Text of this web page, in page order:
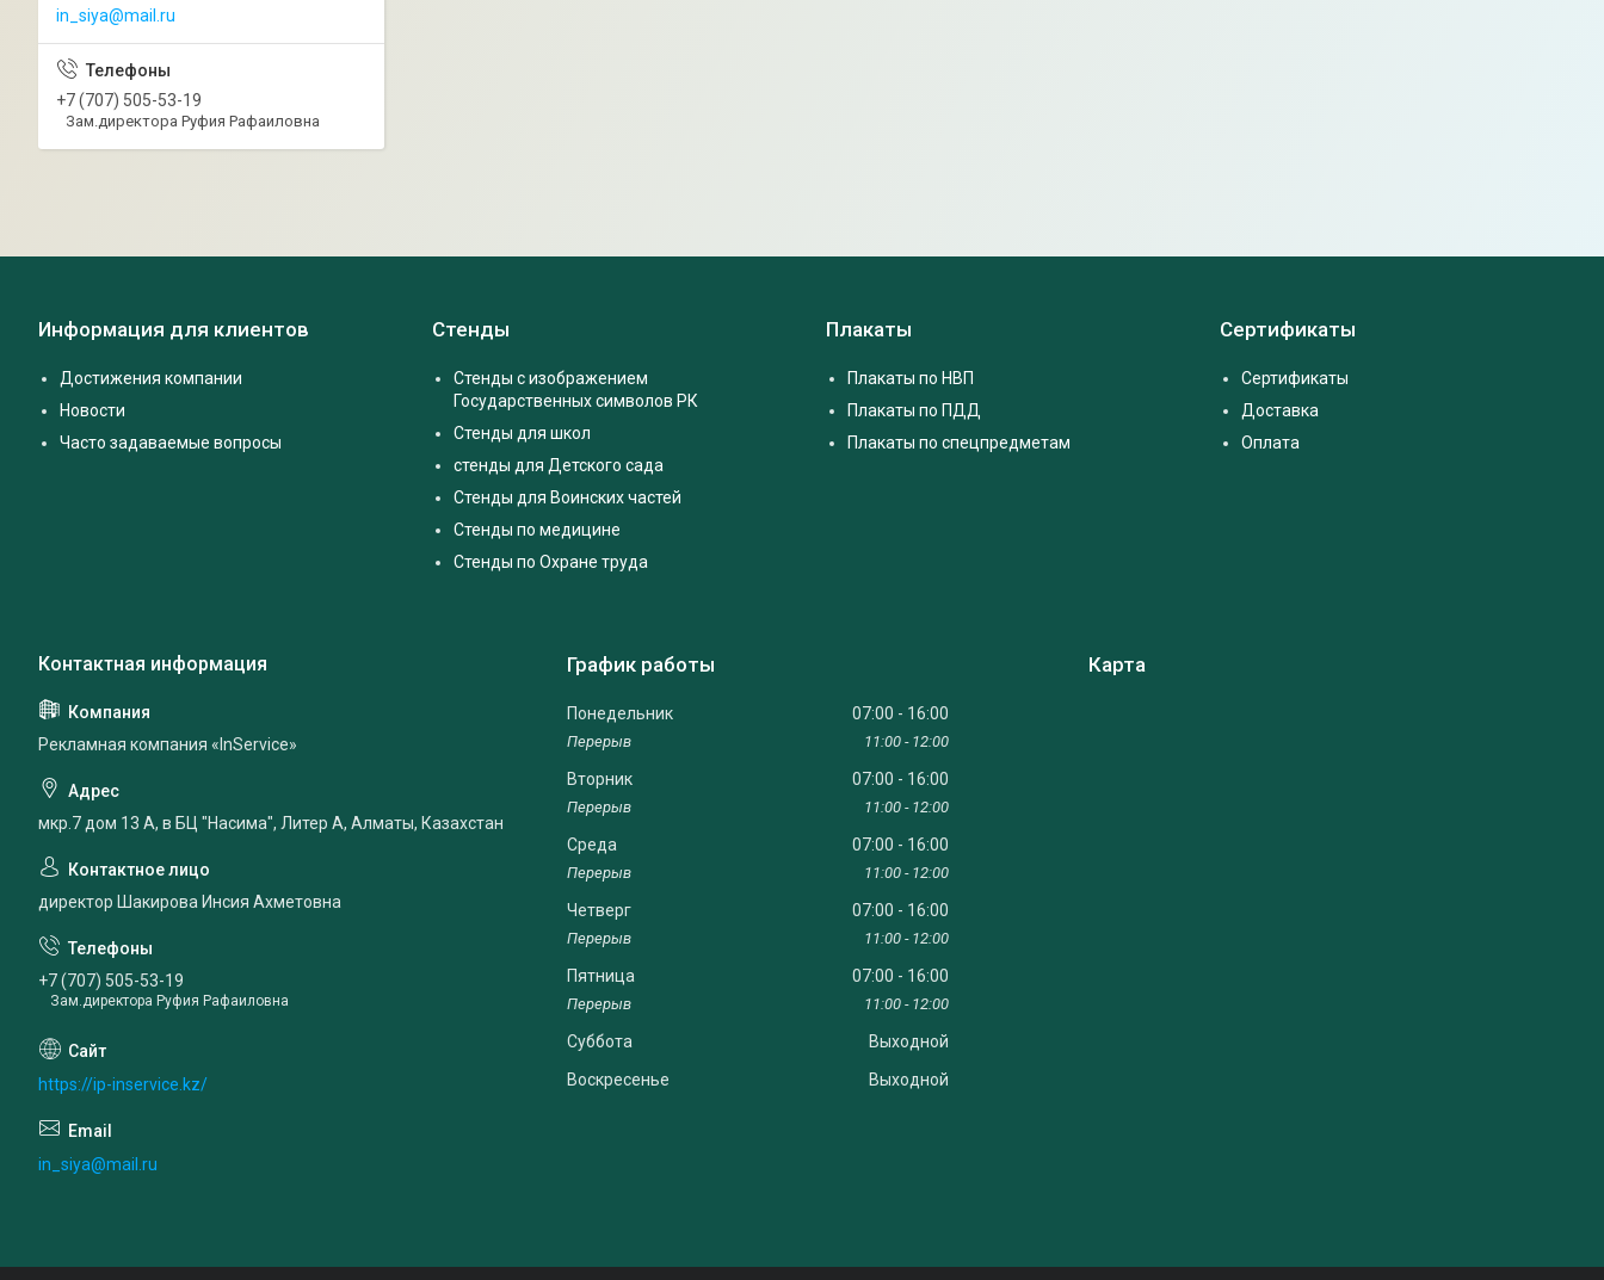
in_siya@mail.ru
+7 (707) 505-53-19
Зам.директора Руфия Рафаиловна
Информация для клиентов
Достижения компании
Новости
Часто задаваемые вопросы
Стенды
Стенды с изображением
Государственных символов РК
Стенды для школ
стенды для Детского сада
Стенды для Воинских частей
Стенды по медицине
Стенды по Охране труда
Плакаты
Плакаты по НВП
Плакаты по ПДД
Плакаты по спецпредметам
Сертификаты
Сертификаты
Доставка
Оплата
Рекламная компания «InService»
мкр.7 дом 13 А, в БЦ "Насима", Литер А, Алматы, Казахстан
директор Шакирова Инсия Ахметовна
+7 (707) 505-53-19
Зам.директора Руфия Рафаиловна
https://ip-inservice.kz/
in_siya@mail.ru
График работы
Понедельник 07:00 16:00
11:00 12:00
Вторник 07:00 16:00
11:00 12:00
Среда 07:00 16:00
11:00 12:00
Четверг 07:00 16:00
11:00 12:00
Пятница 07:00 16:00
11:00 12:00
Суббота
Выходной
Воскресенье
Выходной
Карта